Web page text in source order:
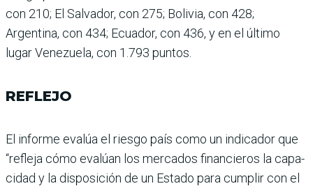
con 210; El Salvador, con 275; Bolivia, con 428;
Argentina, con 434; Ecuador, con 436, y en el último
lugar Venezuela, con 1.793 puntos.
REFLEJO
El informe evalúa el riesgo país como un indicador que
“refleja cómo evalúan los mercados financieros la capa­
cidad y la disposición de un Estado para cumplir con el